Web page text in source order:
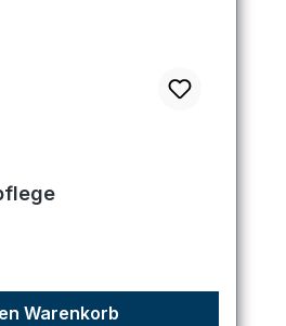
Bewertung von 5 von 5 Sternen
Warenkorb